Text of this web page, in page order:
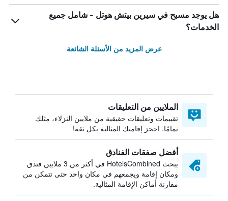
هل يوجد مسبح في سيرين بيتش هوتل - شامل جميع
الخدمات؟
عرض المزيد من الأسئلة الشائعة
الملايين من التعليقات
تقييمات وتعليقات حقيقية من ملايين النزلاء، مثلك
تمامًا. احجز إقامتك المثالية بكل ثقة!
أفضل صفقات الفنادق
يبحث HotelsCombined في أكثر من 3 ملايين فندق
ومكان إقامة ويجمعهم في مكان واحد حتى تتمكن من
مقارنة أماكن الإقامة المثالية.